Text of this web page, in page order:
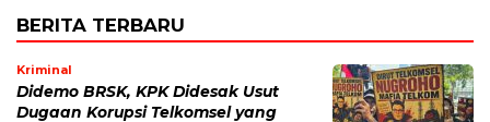
BERITA TERBARU
Kriminal
Didemo BRSK, KPK Didesak Usut
Dugaan Korupsi Telkomsel yang